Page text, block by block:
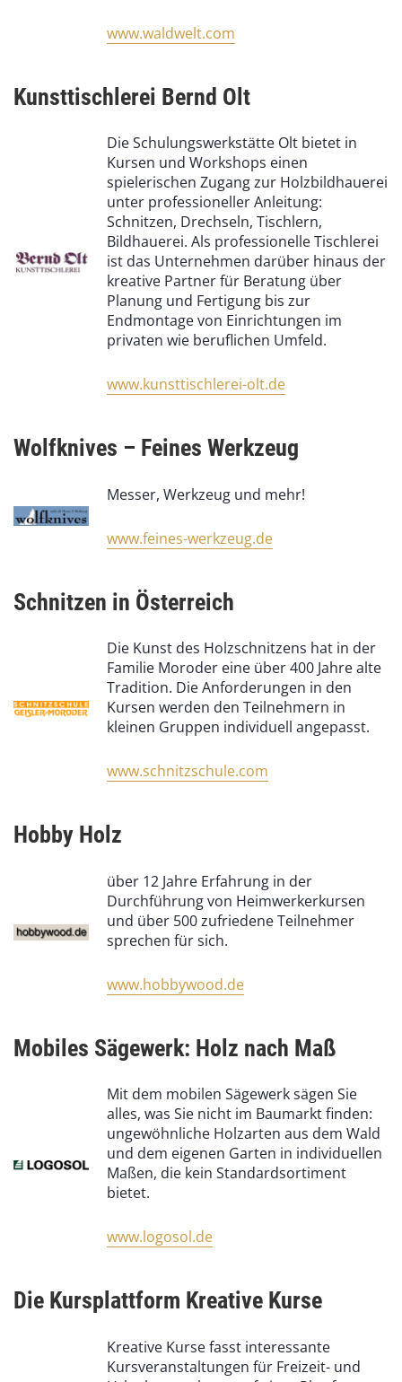
www.waldwelt.com
Kunsttischlerei Bernd Olt
Die Schulungswerkstätte Olt bietet in
Kursen und Workshops einen
spielerischen Zugang zur Holzbildhauerei
unter professioneller Anleitung:
Schnitzen, Drechseln, Tischlern,
Bildhauerei. Als professionelle Tischlerei
ist das Unternehmen darüber hinaus der
kreative Partner für Beratung über
Planung und Fertigung bis zur
Endmontage von Einrichtungen im
privaten wie beruflichen Umfeld.
www.kunsttischlerei-olt.de
Wolfknives – Feines Werkzeug
Messer, Werkzeug und mehr!
www.feines-werkzeug.de
Schnitzen in Österreich
Die Kunst des Holzschnitzens hat in der
Familie Moroder eine über 400 Jahre alte
Tradition. Die Anforderungen in den
Kursen werden den Teilnehmern in
kleinen Gruppen individuell angepasst.
www.schnitzschule.com
Hobby Holz
über 12 Jahre Erfahrung in der
Durchführung von Heimwerkerkursen
und über 500 zufriedene Teilnehmer
sprechen für sich.
www.hobbywood.de
Mobiles Sägewerk: Holz nach Maß
Mit dem mobilen Sägewerk sägen Sie
alles, was Sie nicht im Baumarkt finden:
ungewöhnliche Holzarten aus dem Wald
und dem eigenen Garten in individuellen
Maßen, die kein Standardsortiment
bietet.
www.logosol.de
Die Kursplattform Kreative Kurse
Kreative Kurse fasst interessante
Kursveranstaltungen für Freizeit- und